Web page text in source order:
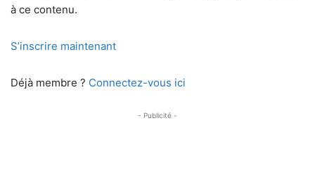
à ce contenu.
S’inscrire maintenant
Déjà membre ? Connectez-vous ici
- Publicité -